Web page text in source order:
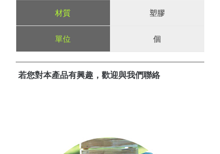
塑膠
個
若您對本產品有興趣，歡迎與我們聯絡